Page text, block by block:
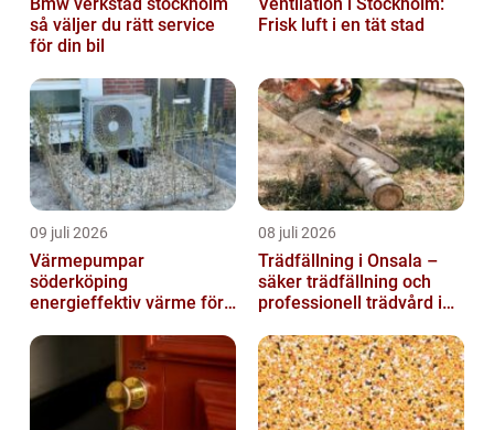
så väljer du rätt service
för din bil
Frisk luft i en tät stad
09 juli 2026
Värmepumpar
söderköping
energieffektiv värme för
08 juli 2026
Trädfällning i Onsala –
säker trädfällning och
professionell trädvård i